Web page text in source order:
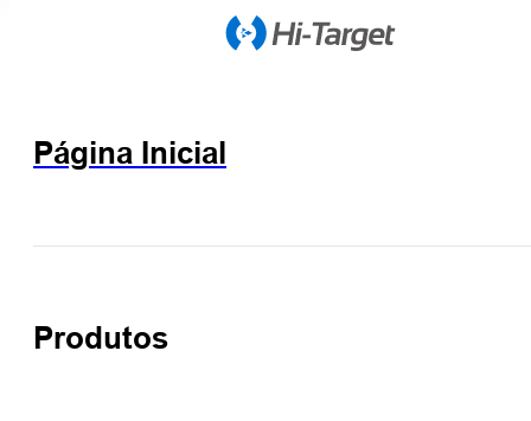
Página Inicial
Produtos